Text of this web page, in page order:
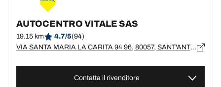
AUTOCENTRO VITALE SAS
19.15 km 4.7/5(94)
VIA SANTA MARIA LA CARITA 94 96, 80057, SANT'ANTONIO ABATE, NA
Contatta il rivenditore